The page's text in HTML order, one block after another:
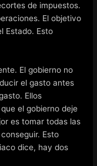
de impuestos.
El objetivo
Estado. Esto
El gobierno no
el gasto antes
Ellos
el gobierno deje
es tomar todas las
Esto
dice, hay dos